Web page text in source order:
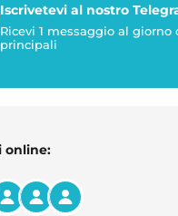
lettura
Iscrivetevi al nostro
Ricevi 1 messaggio al giorno
principali
online: